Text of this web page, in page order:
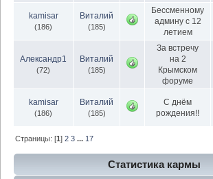
kamisar
(186)
Виталий
(185)
Бессменному
админу с 12
летием
Александр1
(72)
Виталий
(185)
За встречу
на 2
Крымском
форуме
kamisar
(186)
Виталий
(185)
С днём
рождения!!
Страницы: [1]2 3 ... 17
Статистика кармы